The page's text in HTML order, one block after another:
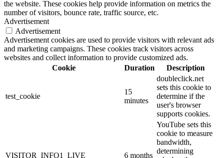
the website. These cookies help provide information on metrics the
number of visitors, bounce rate, traffic source, etc.
Advertisement
Advertisement
Advertisement cookies are used to provide visitors with relevant ads
and marketing campaigns. These cookies track visitors across
websites and collect information to provide customized ads.
Cookie
Duration Description
test_cookie
15
minutes
doubleclick.net
sets this cookie to
determine if the
user's browser
supports cookies.
VISITOR_INFO1_LIVE 6 months
YouTube sets this
cookie to measure
bandwidth,
determining